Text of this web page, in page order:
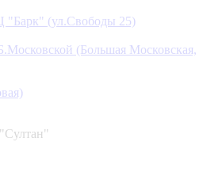
"Барк" (ул.Свободы 25)
(Большая Московская,